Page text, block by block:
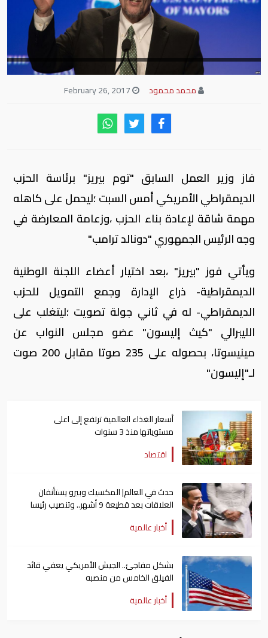
محمد محمود
فاز وزير العمل السابق "توم بيريز" برئاسة الحزب
الديمقراطي الأمريكي أمس السبت ؛ليحمل على كاهله
مهمة شاقة لإعادة بناء الحزب ،وزعامة المعارضة في
وجه الرئيس الجمهوري "دونالد ترامب"
ويأتي فوز "بيريز" ،بعد اختيار أعضاء اللجنة الوطنية
الديمقراطية- ذراع الإدارة وجمع التمويل للحزب
الديمقراطي- له في ثاني جولة تصويت ؛ليتغلب على
الليبرالي "كيث إليسون" عضو مجلس النواب عن
مينيسوتا، بحصوله على 235 صوتا مقابل 200 صوت
لـ"إليسون"
أسعار الغذاء العالمية ترتفع إلى اعلى
مستوياتها منذ 3 سنوات
اقتصاد
حدث في العالم| المكسيك وبيرو يستأنفان
العلاقات بعد قطيعة 9 أشهر.. وتنصيب رئيسا
جديدا لكولومبيا
أخبار عالمية
بشكل مفاجئ.. الجيش الأمريكي يعفي قائد
الفيلق الخامس من منصبه
أخبار عالمية